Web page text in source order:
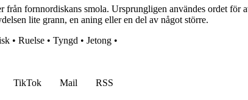
fornnordiskans smola. Ursprungligen användes ordet
lite grann, en aning eller en del av något större.
• Ruelse • Tyngd • Jetong •
TikTok Mail
RSS